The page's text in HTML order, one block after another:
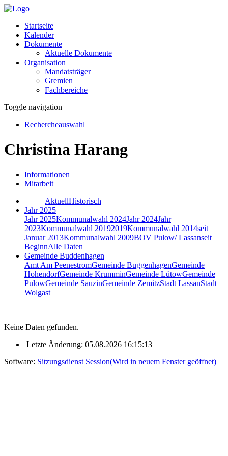
Startseite
Kalender
Dokumente
Aktuelle Dokumente
Organisation
Mandatsträger
Gremien
Fachbereiche
Toggle navigation
Rechercheauswahl
Christina Harang
Informationen
Mitarbeit
AktuellHistorisch
Jahr 2025
Jahr 2025Kommunalwahl 2024Jahr 2024Jahr
2023Kommunalwahl 20192019Kommunalwahl 2014seit
Januar 2013Kommunalwahl 2009BOV Pulow/ Lassanseit
BeginnAlle Daten
Gemeinde Buddenhagen
Amt Am PeenestromGemeinde BuggenhagenGemeinde
HohendorfGemeinde KrumminGemeinde LütowGemeinde
PulowGemeinde SauzinGemeinde ZemitzStadt LassanStadt
Wolgast
Keine Daten gefunden.
Letzte Änderung: 05.08.2026 16:15:13
Software: Sitzungsdienst Session(Wird in neuem Fenster geöffnet)